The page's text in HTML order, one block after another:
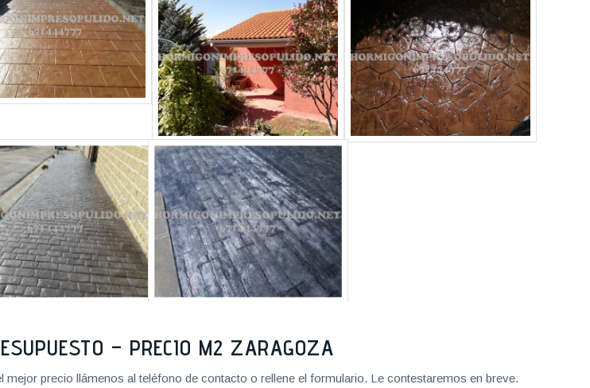
– PRECIO M2 ZARAGOZA
precio llámenos al teléfono de contacto o rellene el formulario. Le contestaremos en breve.